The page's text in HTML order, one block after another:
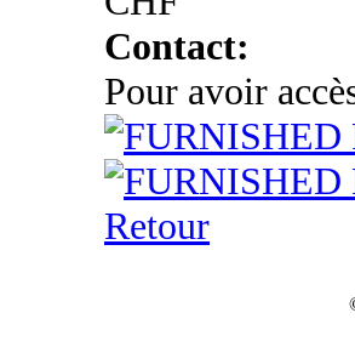
Contact:
Pour avoir
Retour